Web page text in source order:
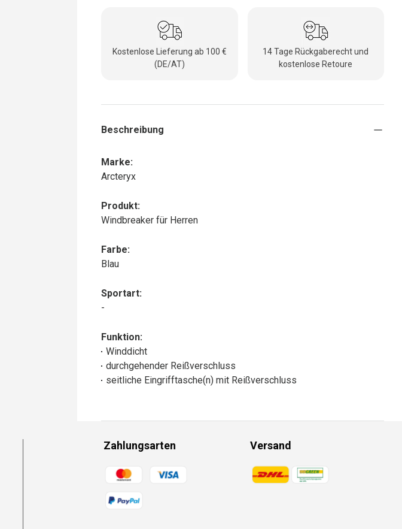
Kostenlose Lieferung ab 100 €
(DE/AT)
14 Tage Rückgaberecht und
kostenlose Retoure
Beschreibung
Marke:
Arcteryx
Produkt:
Windbreaker für Herren
Farbe:
Blau
Sportart:
-
Funktion:
Winddicht
durchgehender Reißverschluss
seitliche Eingrifftasche(n) mit Reißverschluss
Zahlungsarten
Zahlungsmethoden
Versand
Zahlungsmethoden